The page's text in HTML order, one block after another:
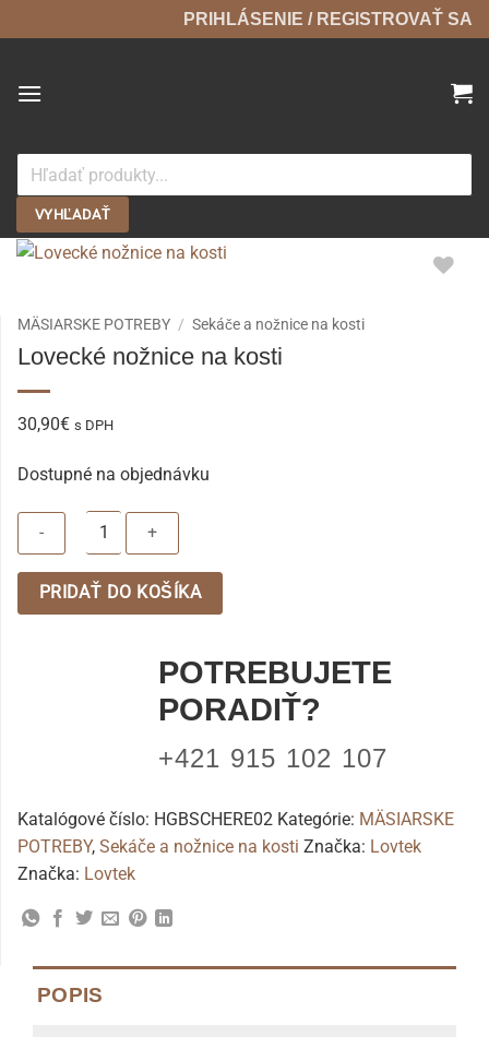
to
PRIHLÁSENIE / REGISTROVAŤ SA
search
VYHĽADAŤ
MÄSIARSKE POTREBY / Sekáče a nožnice na kosti
Lovecké nožnice na kosti
30,90€ s DPH
Dostupné na objednávku
množstvo
Lovecké
PRIDAŤ DO KOŠÍKA
POTREBUJETE
PORADIŤ?
+421 915 102 107
Katalógové číslo: HGBSCHERE02 Kategórie: MÄSIARSKE
POTREBY, Sekáče a nožnice na kosti Značka: Lovtek
Značka: Lovtek
POPIS